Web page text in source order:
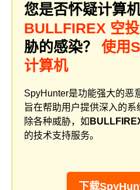
您是否怀疑计算
BULLFIREX 空
胁的感染？ 使用
计算机
SpyHunter是功能强大的恶
旨在帮助用户提供深入的
除各种威胁，如
的技术支持服务。
下载